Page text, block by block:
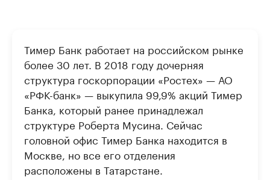
Тимер Банк работает на российском рынке
более 30 лет. В 2018 году дочерняя
структура госкорпорации «Ростех» — АО
«РФК-банк» — выкупила 99,9% акций Тимер
Банка, который ранее принадлежал
структуре Роберта Мусина. Сейчас
головной офис Тимер Банка находится в
Москве, но все его отделения
расположены в Татарстане.